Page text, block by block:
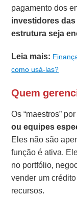
pagamento dos
investidores
estrutura seja
Leia mais:
como usá-las?
Quem
Os “maestros”
ou equipes
Eles não são
função é ativa.
no portfólio,
vender um
recursos.